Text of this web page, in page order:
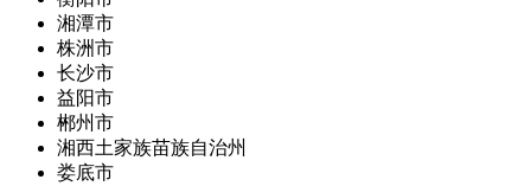
湘潭市
株洲市
长沙市
益阳市
郴州市
湘西土家族苗族自治州
娄底市